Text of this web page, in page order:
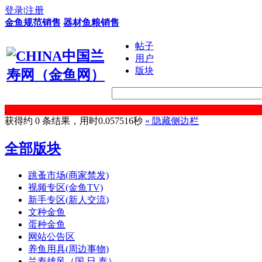
登录|注册
金鱼规范销售 器材鱼粮销售
帖子
用户
版块
.
获得约 0 条结果，用时0.057516秒 « 隐藏侧边栏
全部版块
跳蚤市场(商家禁发)
视频专区(金鱼TV)
新手专区(新人交流)
文种金鱼
蛋种金鱼
网站公告区
养鱼用具(周边事物)